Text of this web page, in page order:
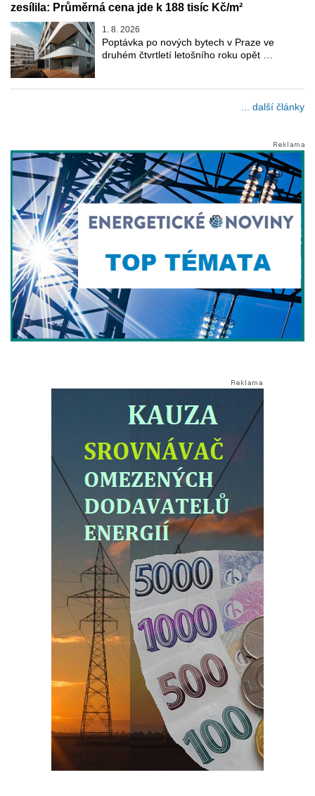
zesílila: Průměrná cena jde k 188 tisíc Kč/m²
1. 8. 2026
Poptávka po nových bytech v Praze ve
druhém čtvrtletí letošního roku opět …
... další články